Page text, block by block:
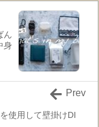
ん
身
使用して壁掛けDI
Prev